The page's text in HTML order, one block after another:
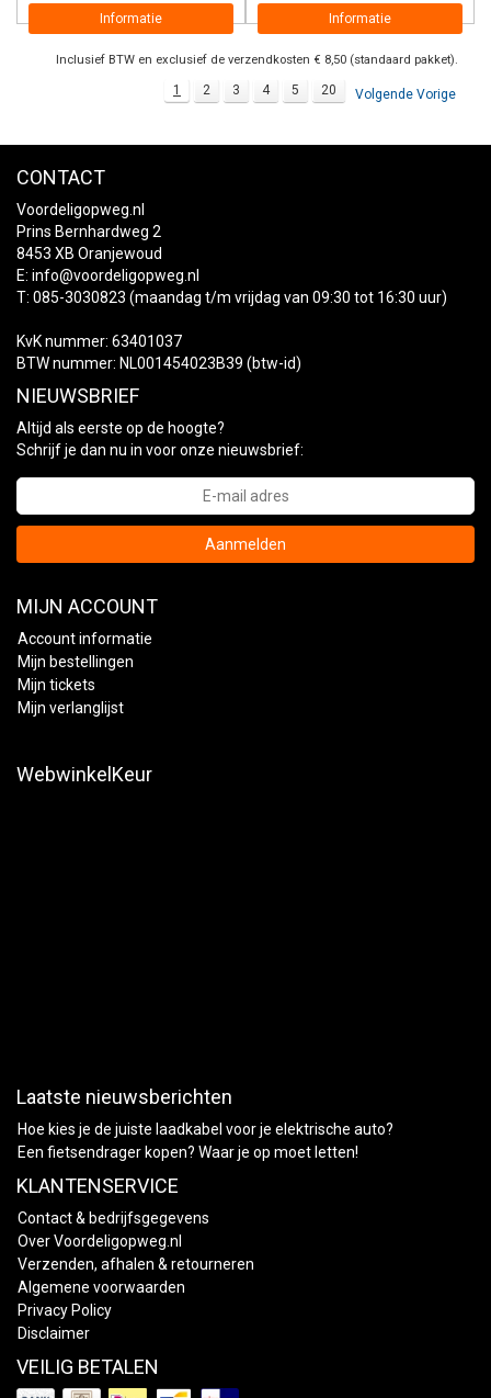
Informatie Informatie
Inclusief BTW en exclusief de verzendkosten € 8,50 (standaard pakket).
1 2 3 4 5 20 Volgende Vorige
CONTACT
Voordeligopweg.nl
Prins Bernhardweg 2
8453 XB Oranjewoud
E: info@voordeligopweg.nl
T: 085-3030823 (maandag t/m vrijdag van 09:30 tot 16:30 uur)
KvK nummer: 63401037
BTW nummer: NL001454023B39 (btw-id)
NIEUWSBRIEF
Altijd als eerste op de hoogte?
Schrijf je dan nu in voor onze nieuwsbrief:
Aanmelden
MIJN ACCOUNT
Account informatie
Mijn bestellingen
Mijn tickets
Mijn verlanglijst
WebwinkelKeur
Laatste nieuwsberichten
Hoe kies je de juiste laadkabel voor je elektrische auto?
Een fietsendrager kopen? Waar je op moet letten!
KLANTENSERVICE
Contact & bedrijfsgegevens
Over Voordeligopweg.nl
Verzenden, afhalen & retourneren
Algemene voorwaarden
Privacy Policy
Disclaimer
VEILIG BETALEN